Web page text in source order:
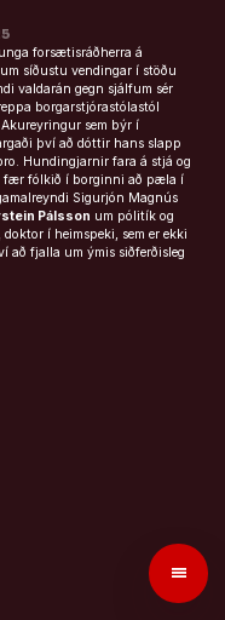
menu
forsætisráðherra á
síðustu vendingar í stöðu
valdarán gegn sjálfum sér
borgarstjórastólastól
Akureyringur sem býr í
því að dóttir hans slapp
Hundingjarnir fara á stjá og
fær fólkið í borginni að pæla í
Sigurjón Magnús
Pálsson um pólitík og
, doktor í heimspeki, sem er ekki
að fjalla um ýmis siðferðisleg